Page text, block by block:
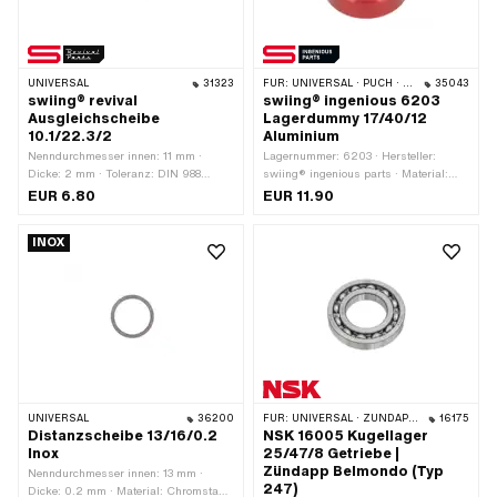
UNIVERSAL 31323
swiing® revival
Ausgleichscheibe
10.1/22.3/2
Nenndurchmesser innen: 11 mm ·
Dicke: 2 mm · Toleranz: DIN 988
(-0.03 mm) · Hersteller: swiing®
Oberfläche: gehärtet
EUR 6.80
FÜR: UNIVERSAL · PUCH · TOMOS · CILO 35043
swiing® ingenious 6203
Lagerdummy 17/40/12
Aluminium
Lagernummer: 6203 · Hersteller:
swiing® ingenious parts · Material:
Aluminium · Lagerart: Rillenkugellager
Anwendungsbereich: Spezialwerkzeug
Werkstattzubehör
EUR 11.90
INOX
UNIVERSAL 36200
Distanzscheibe 13/16/0.2
Inox
Nenndurchmesser innen: 13 mm ·
Dicke: 0.2 mm · Material: Chromstahl
FÜR: UNIVERSAL · ZÜNDAPP BELMONDO 16175
NSK 16005 Kugellager
25/47/8 Getriebe |
Zündapp Belmondo (Typ
247)